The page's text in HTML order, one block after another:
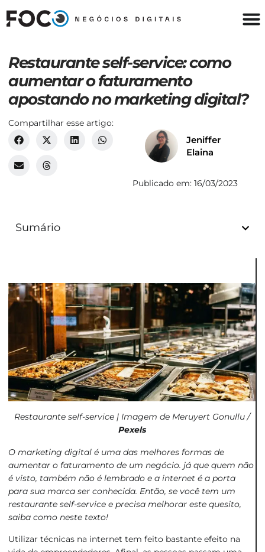
Restaurante self-service: como
aumentar o faturamento
apostando no marketing digital?
Compartilhar esse artigo:
Jeniffer
Elaina
Publicado em: 16/03/2023
Sumário
Restaurante self-service | Imagem de Meruyert Gonullu /
Pexels
O marketing digital é uma das melhores formas de
aumentar o faturamento de um negócio. já que quem não
é visto, também não é lembrado e a internet é a porta
para sua marca ser conhecida. Então, se você tem um
restaurante self-service e precisa melhorar este quesito,
saiba como neste texto!
Utilizar técnicas na internet tem feito bastante efeito na